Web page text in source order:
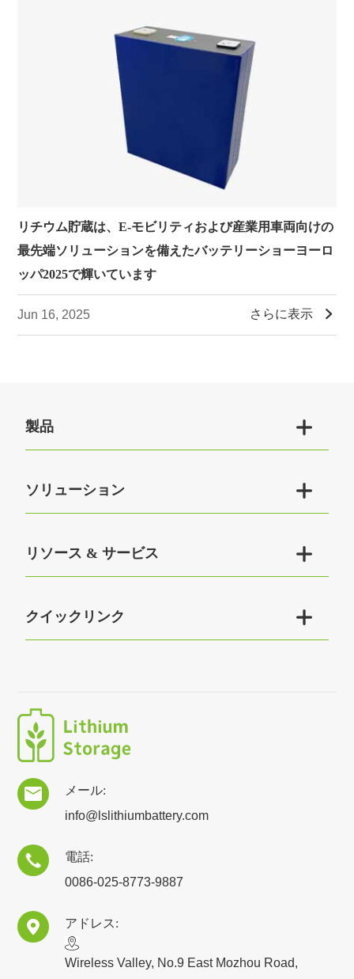
リチウム貯蔵は、E-モビリティおよび産業用車両向けの
最先端ソリューションを備えたバッテリーショーヨーロ
ッパ2025で輝いています
Jun 16, 2025 さらに表示 
製品 
ソリューション 
リソース & サービス 
クイックリンク 

メール:
info@lslithiumbattery.com

電話:
0086-025-8773-9887
 アドレス:
​Wireless Valley, No.9 East Mozhou Road,